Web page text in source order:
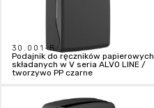
30.001-B
Podajnik do ręczników papierowych
składanych w V seria ALVO LINE /
tworzywo PP czarne